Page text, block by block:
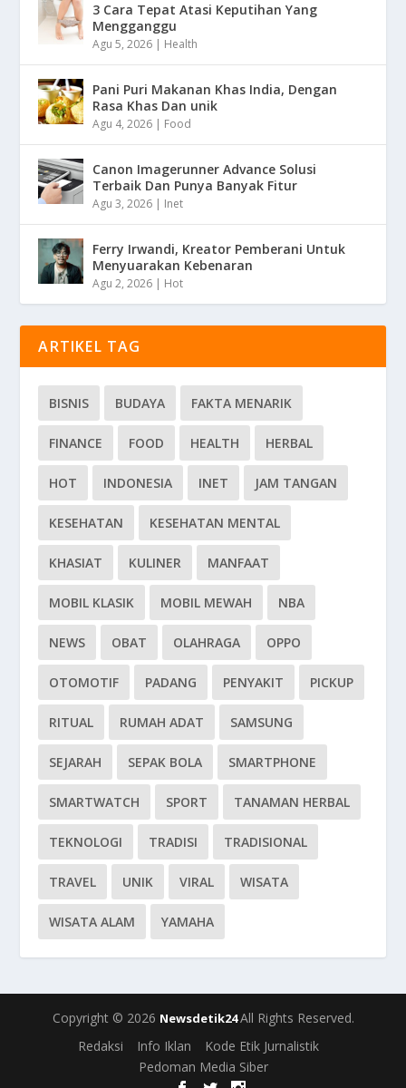
3 Cara Tepat Atasi Keputihan Yang
Mengganggu
Agu 5, 2026 | Health
Pani Puri Makanan Khas India, Dengan
Rasa Khas Dan unik
Agu 4, 2026 | Food
Canon Imagerunner Advance Solusi
Terbaik Dan Punya Banyak Fitur
Agu 3, 2026 | Inet
Ferry Irwandi, Kreator Pemberani Untuk
Menyuarakan Kebenaran
Agu 2, 2026 | Hot
ARTIKEL TAG
BISNIS BUDAYA FAKTA MENARIK
FINANCE FOOD HEALTH HERBAL
HOT INDONESIA INET JAM TANGAN
KESEHATAN KESEHATAN MENTAL
KHASIAT KULINER MANFAAT
MOBIL KLASIK MOBIL MEWAH NBA
NEWS OBAT OLAHRAGA OPPO
OTOMOTIF PADANG PENYAKIT PICKUP
RITUAL RUMAH ADAT SAMSUNG
SEJARAH SEPAK BOLA SMARTPHONE
SMARTWATCH SPORT TANAMAN HERBAL
TEKNOLOGI TRADISI TRADISIONAL
TRAVEL UNIK VIRAL WISATA
WISATA ALAM YAMAHA
Copyright © 2026 Newsdetik24All Rights Reserved.
Redaksi
Info Iklan
Kode Etik Jurnalistik
Pedoman Media Siber